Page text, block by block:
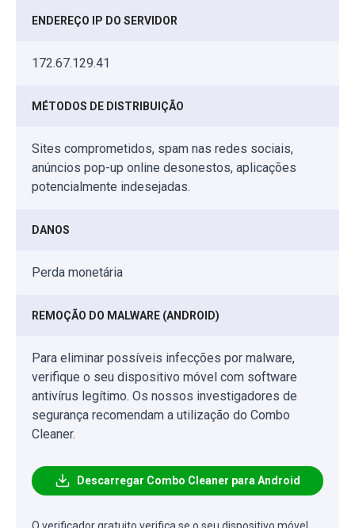
ENDEREÇO IP DO SERVIDOR
172.67.129.41
MÉTODOS DE DISTRIBUIÇÃO
Sites comprometidos, spam nas redes sociais,
anúncios pop-up online desonestos, aplicações
potencialmente indesejadas.
DANOS
Perda monetária
REMOÇÃO DO MALWARE (ANDROID)
Para eliminar possíveis infecções por malware,
verifique o seu dispositivo móvel com software
antivírus legítimo. Os nossos investigadores de
segurança recomendam a utilização do Combo
Cleaner.
Descarregar Combo Cleaner para Android
O verificador gratuito verifica se o seu dispositivo móvel